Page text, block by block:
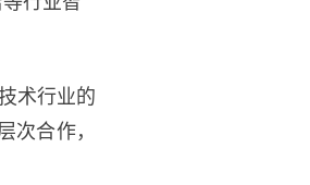
术行业的
次合作，